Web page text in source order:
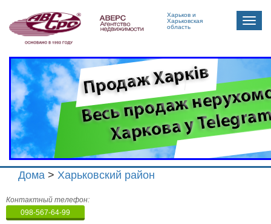
Харьков и
Харьковская
область
Toggle
Дома > Харьковский район
Агенство
недвижимости
"Аверс"
Контактный телефон:
098-567-64-99